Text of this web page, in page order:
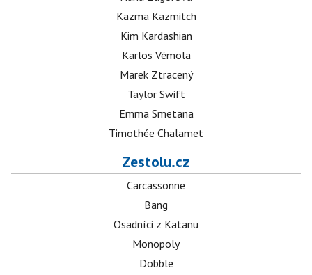
Kazma Kazmitch
Kim Kardashian
Karlos Vémola
Marek Ztracený
Taylor Swift
Emma Smetana
Timothée Chalamet
Zestolu.cz
Carcassonne
Bang
Osadníci z Katanu
Monopoly
Dobble